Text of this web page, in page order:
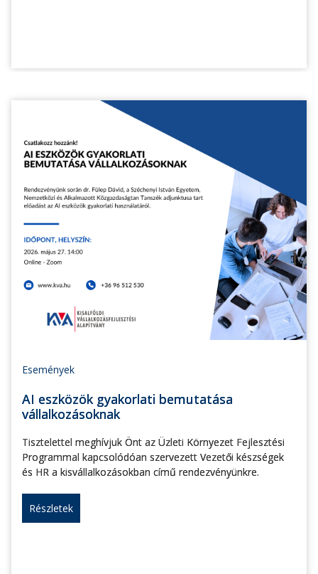
Események
AI eszközök gyakorlati bemutatása
vállalkozásoknak
Tisztelettel meghívjuk Önt az Üzleti Környezet Fejlesztési
Programmal kapcsolódóan szervezett Vezetői készségek
és HR a kisvállalkozásokban című rendezvényünkre.
Részletek